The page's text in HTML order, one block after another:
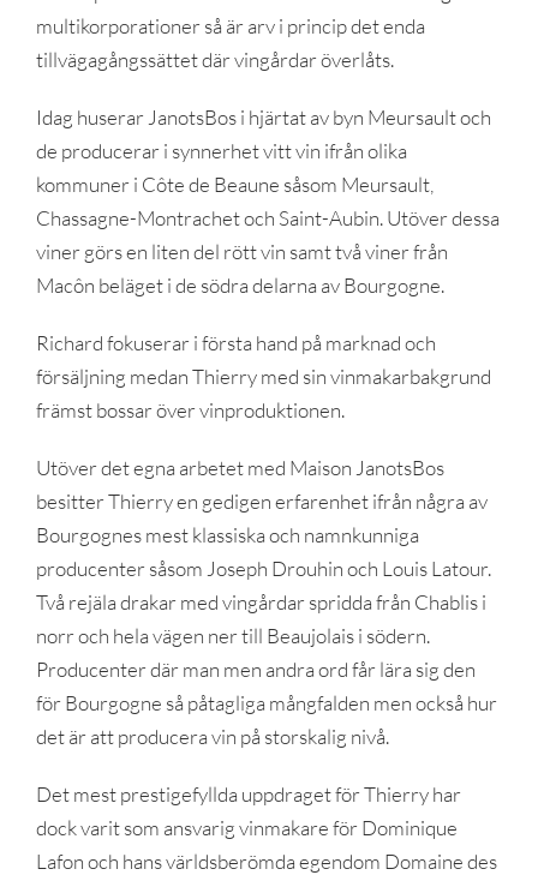
multikorporationer så är arv i princip det enda
tillvägagångssättet där vingårdar överlåts.
Idag huserar JanotsBos i hjärtat av byn Meursault och
de producerar i synnerhet vitt vin ifrån olika
kommuner i Côte de Beaune såsom Meursault,
Chassagne-Montrachet och Saint-Aubin. Utöver dessa
viner görs en liten del rött vin samt två viner från
Macôn beläget i de södra delarna av Bourgogne.
Richard fokuserar i första hand på marknad och
försäljning medan Thierry med sin vinmakarbakgrund
främst bossar över vinproduktionen.
Utöver det egna arbetet med Maison JanotsBos
besitter Thierry en gedigen erfarenhet ifrån några av
Bourgognes mest klassiska och namnkunniga
producenter såsom Joseph Drouhin och Louis Latour.
Två rejäla drakar med vingårdar spridda från Chablis i
norr och hela vägen ner till Beaujolais i södern.
Producenter där man men andra ord får lära sig den
för Bourgogne så påtagliga mångfalden men också hur
det är att producera vin på storskalig nivå.
Det mest prestigefyllda uppdraget för Thierry har
dock varit som ansvarig vinmakare för Dominique
Lafon och hans världsberömda egendom Domaine des